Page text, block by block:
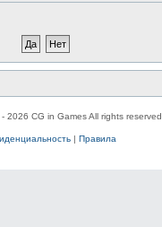
2026 CG in Games All rights reserved.
| Правила